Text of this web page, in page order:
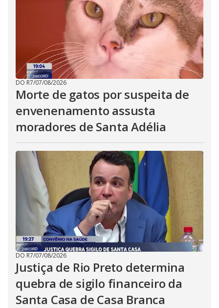
DO R7/07/08/2026
Morte de gatos por suspeita de
envenenamento assusta
moradores de Santa Adélia
DO R7/07/08/2026
Justiça de Rio Preto determina
quebra de sigilo financeiro da
Santa Casa de Casa Branca